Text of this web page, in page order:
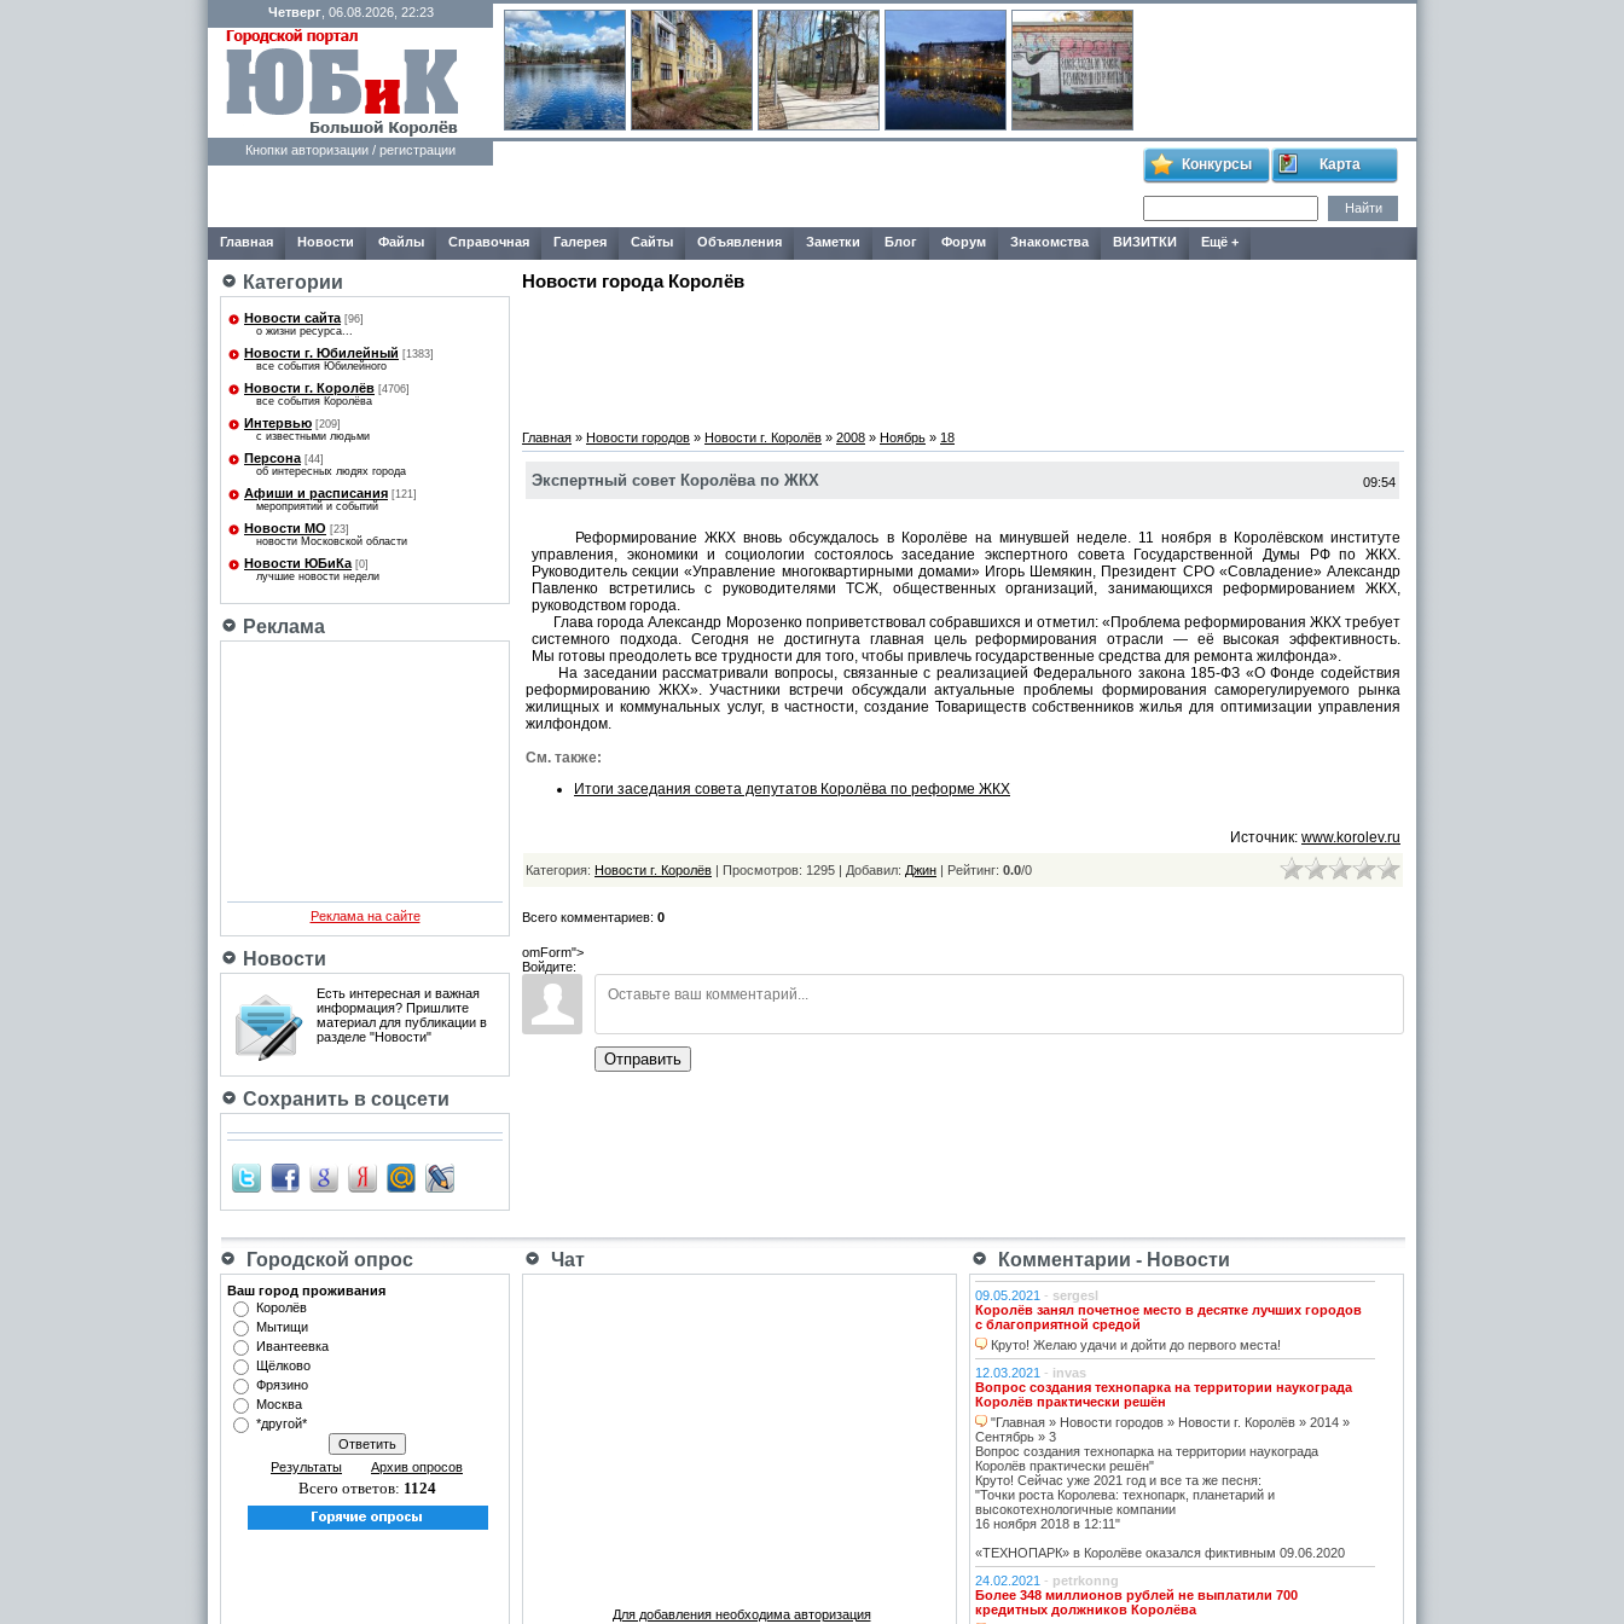
Четверг, 06.08.2026, 22:23
Кнопки авторизации / регистрации
Конкурсы Карта
Главная Новости Файлы Справочная Галерея Сайты Объявления Заметки Блог Форум Знакомства ВИЗИТКИ Ещё +
Категории
Новости сайта [96]
о жизни ресурса...
Новости г. Юбилейный [1383]
все события Юбилейного
Новости г. Королёв [4706]
все события Королёва
Интервью [209]
с известными людьми
Персона [44]
об интересных людях города
Афиши и расписания [121]
мероприятий и событий
Новости МО [23]
новости Московской области
Новости ЮБиКа [0]
лучшие новости недели
Реклама
Реклама на сайте
Новости
Есть интересная и важная
информация? Пришлите
материал для публикации в
разделе "Новости"
Сохранить в соцсети
Новости города Королёв
Главная » Новости городов » Новости г. Королёв » 2008 » Ноябрь » 18
Экспертный совет Королёва по ЖКХ 09:54
Реформирование ЖКХ вновь обсуждалось в Королёве на минувшей неделе. 11 ноября в Королёвском институте
управления, экономики и социологии состоялось заседание экспертного совета Государственной Думы РФ по ЖКХ.
Руководитель секции «Управление многоквартирными домами» Игорь Шемякин, Президент СРО «Совладение» Александр
Павленко встретились с руководителями ТСЖ, общественных организаций, занимающихся реформированием ЖКХ,
руководством города.
Глава города Александр Морозенко поприветствовал собравшихся и отметил: «Проблема реформирования ЖКХ требует
системного подхода. Сегодня не достигнута главная цель реформирования отрасли — её высокая эффективность.
Мы готовы преодолеть все трудности для того, чтобы привлечь государственные средства для ремонта жилфонда».
На заседании рассматривали вопросы, связанные с реализацией Федерального закона 185-ФЗ «О Фонде содействия
реформированию ЖКХ». Участники встречи обсуждали актуальные проблемы формирования саморегулируемого рынка
жилищных и коммунальных услуг, в частности, создание Товариществ собственников жилья для оптимизации управления
жилфондом.
См. также:
Итоги заседания совета депутатов Королёва по реформе ЖКХ
Источник: www.korolev.ru
Категория: Новости г. Королёв | Просмотров: 1295 | Добавил: Джин | Рейтинг: 0.0/0
Всего комментариев: 0
omForm">
Войдите:
Отправить
Городской опрос Чат Комментарии - Новости
Ваш город проживания
Королёв
Мытищи
Ивантеевка
Щёлково
Фрязино
Москва
*другой*
Результаты Архив опросов
Всего ответов: 1124
Для добавления необходима авторизация
09.05.2021 - sergesl
Королёв занял почетное место в десятке лучших городов
с благоприятной средой
Круто! Желаю удачи и дойти до первого места!
12.03.2021 - invas
Вопрос создания технопарка на территории наукограда
Королёв практически решён
"Главная » Новости городов » Новости г. Королёв » 2014 »
Сентябрь » 3
Вопрос создания технопарка на территории наукограда
Королёв практически решён"
Круто! Сейчас уже 2021 год и все та же песня:
"Точки роста Королева: технопарк, планетарий и
высокотехнологичные компании
16 ноября 2018 в 12:11"
«ТЕХНОПАРК» в Королёве оказался фиктивным 09.06.2020
24.02.2021 - petrkonng
Более 348 миллионов рублей не выплатили 700
кредитных должников Королёва